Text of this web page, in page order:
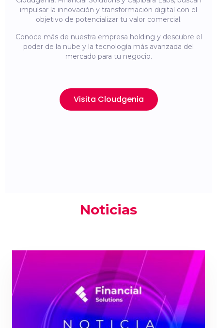
impulsar la innovación y transformación digital con el
objetivo de potencializar tu valor comercial.
Conoce más de nuestra empresa holding y descubre el
poder de la nube y la tecnología más avanzada del
mercado para tu negocio.
Visita Cloudgenia
Noticias